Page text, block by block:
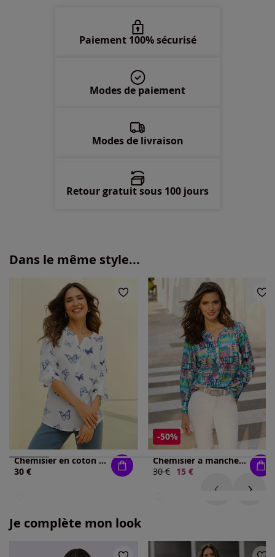
Paiement 100% sécurisé
Modes de paiement
Modes de livraison
Retour gratuit sous 100 jours
Dans le même style...
Chemisier en coton pur coton
30 €
-50%
Chemisier à manches longues impression numérique
Ancien prix :
30 € Nouveau prix :
15 €
Je complète mon look